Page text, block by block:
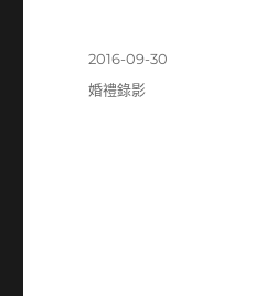
發
佈
2016-09-30
分
婚禮錄影